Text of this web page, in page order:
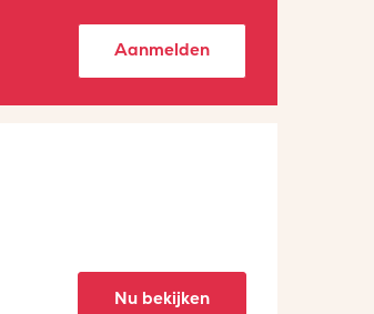
Aanmelden
Nu bekijken